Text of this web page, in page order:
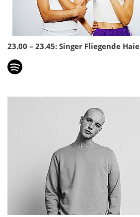
23.00 – 23.45: Singer Fliegende Haie